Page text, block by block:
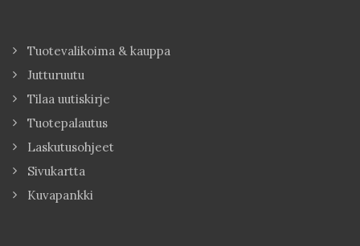
Tuotevalikoima & kauppa
Jutturuutu
Tilaa uutiskirje
Tuotepalautus
Laskutusohjeet
Sivukartta
Kuvapankki